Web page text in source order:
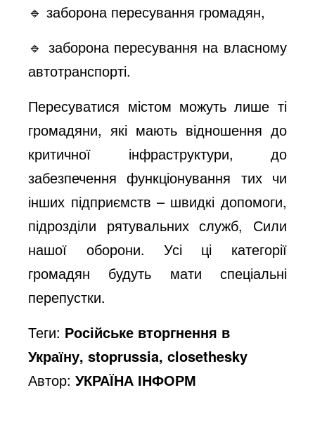
🔹 заборона пересування громадян,
🔹 заборона пересування на власному
автотранспорті.
Пересуватися містом можуть лише ті
громадяни, які мають відношення до
критичної інфраструктури, до
забезпечення функціонування тих чи
інших підприємств – швидкі допомоги,
підрозділи рятувальних служб, Сили
нашої оборони. Усі ці категорії
громадян будуть мати спеціальні
перепустки.
Теги: Російське вторгнення в
Україну, stoprussia, closethesky
Автор:УКРАЇНА ІНФОРМ